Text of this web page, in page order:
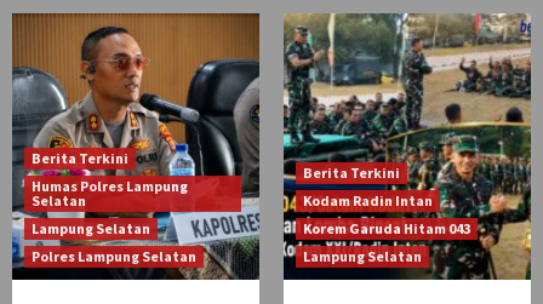
Berita Terkini
Humas Polres Lampung
Selatan
Lampung Selatan
Polres Lampung Selatan
Berita Terkini
Kodam Radin Intan
Korem Garuda Hitam 043
Lampung Selatan